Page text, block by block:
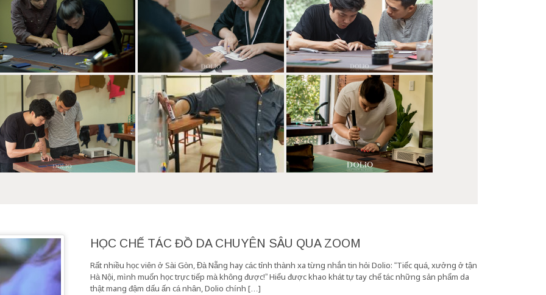
HỌC CHẾ TÁC ĐỒ DA CHUYÊN SÂU QUA ZOOM
Rất nhiều học viên ở Sài Gòn, Đà Nẵng hay các tỉnh thành xa từng nhắn tin hỏi Dolio: “Tiếc quá, xưởng ở tận
Hà Nội, mình muốn học trực tiếp mà không được!” Hiểu được khao khát tự tay chế tác những sản phẩm da
thật mang đậm dấu ấn cá nhân, Dolio chính […]